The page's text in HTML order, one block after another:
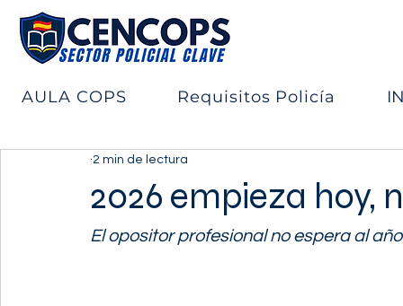
AULA COPS Requisitos Policía
2026 empieza hoy,
2 min de lectura
El opositor profesional no espera al